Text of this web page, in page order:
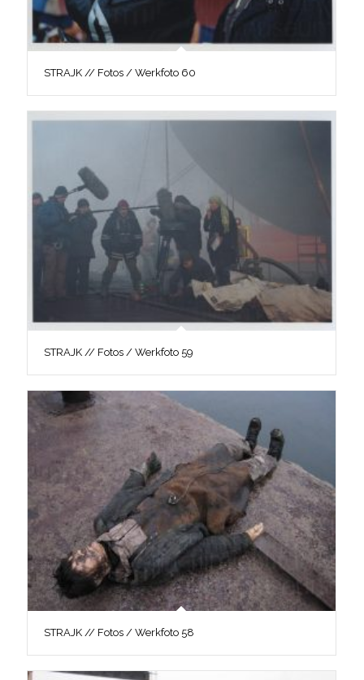
STRAJK // Fotos / Werkfoto 60
STRAJK // Fotos / Werkfoto 59
STRAJK // Fotos / Werkfoto 58